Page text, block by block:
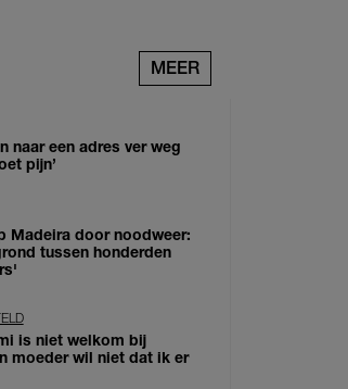
MEER
naar een adres ver weg
pijn’
Madeira door noodweer:
tussen honderden
is niet welkom bij
moeder wil niet dat ik er